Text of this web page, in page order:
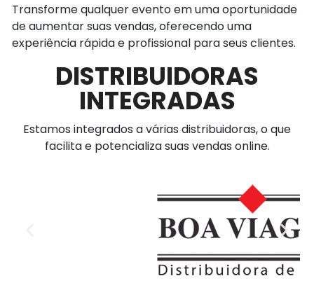
Transforme qualquer evento em uma oportunidade
de aumentar suas vendas, oferecendo uma
experiência rápida e profissional para seus clientes.
DISTRIBUIDORAS
INTEGRADAS
Estamos integrados a várias distribuidoras, o que
facilita e potencializa suas vendas online.